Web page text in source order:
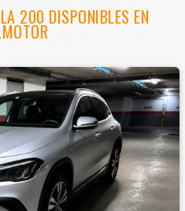
200 DISPONIBLES EN